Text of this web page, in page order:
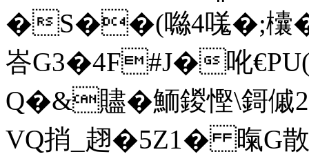
�S��(噝4嗴�;欜�
峇G3�4F#J�吪
Q�&贐�鮞鍐慳\鎶傶
VQ捎_趐�5Z1� 暣G散